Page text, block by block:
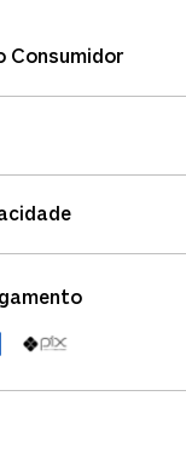
Consumidor